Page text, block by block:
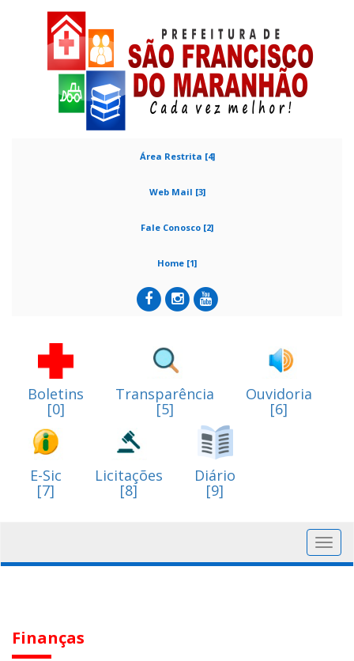
Área Restrita [4]
Web Mail [3]
Fale Conosco [2]
Home [1]
Boletins
[0]
Transparência
[5]
Ouvidoria
[6]
E-Sic
[7]
Licitações
[8]
Diário
[9]
Finanças